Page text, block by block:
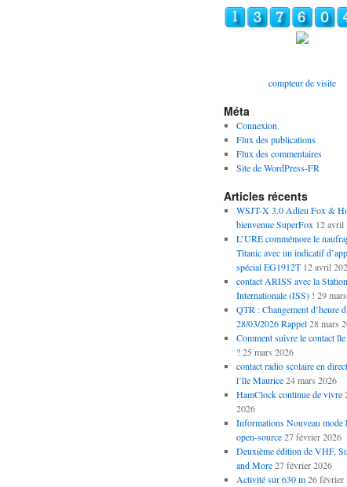
compteur de visite
Méta
Connexion
Flux des publications
Flux des commentaires
Site de WordPress-FR
Articles récents
WSJT-X 3.0 Adieu Fox &
bienvenue SuperFox 12 avril
L’URE commémore le
Titanic avec un indicatif
spécial EG1912T 12 avril
contact ARISS avec la
Internationale (ISS) ! 29
QTR : Changement d’heure
28/03/2026 Rappel 28 mars
Comment suivre le contact
? 25 mars 2026
contact radio scolaire en
l’île Maurice 24 mars 2026
HamClock continue de vivre
2026
Informations Nouveau mode
open-source 27 février 2026
Deuxième édition de VHF,
and More 27 février 2026
Activité sur 630 m 26 février